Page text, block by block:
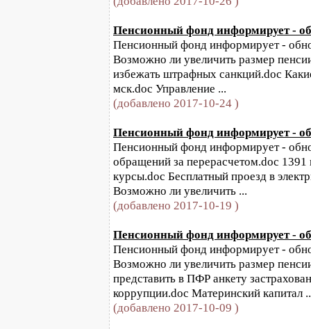
Пенсионный фонд информирует -
Пенсионный фонд информирует -
Возможно ли увеличить размер
избежать штрафных санкций.doc
мск.doc Управление ...
(добавлено 2017-10-24 )
Пенсионный фонд информирует -
Пенсионный фонд информирует -
обращений за перерасчетом.doc
курсы.doc Бесплатный проезд в
Возможно ли увеличить ...
(добавлено 2017-10-19 )
Пенсионный фонд информирует -
Пенсионный фонд информирует -
Возможно ли увеличить размер
представить в ПФР анкету
коррупции.doc Материнский капитал
(добавлено 2017-10-09 )